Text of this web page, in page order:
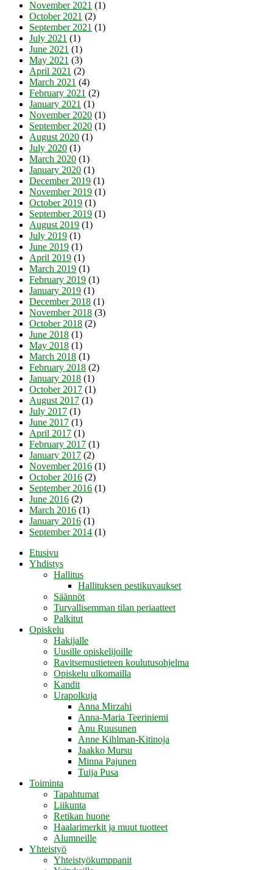
November 2021 (1)
October 2021 (2)
September 2021 (1)
July 2021 (1)
June 2021 (1)
May 2021 (3)
April 2021 (2)
March 2021 (4)
February 2021 (2)
January 2021 (1)
November 2020 (1)
September 2020 (1)
August 2020 (1)
July 2020 (1)
March 2020 (1)
January 2020 (1)
December 2019 (1)
November 2019 (1)
October 2019 (1)
September 2019 (1)
August 2019 (1)
July 2019 (1)
June 2019 (1)
April 2019 (1)
March 2019 (1)
February 2019 (1)
January 2019 (1)
December 2018 (1)
November 2018 (3)
October 2018 (2)
June 2018 (1)
May 2018 (1)
March 2018 (1)
February 2018 (2)
January 2018 (1)
October 2017 (1)
August 2017 (1)
July 2017 (1)
June 2017 (1)
April 2017 (1)
February 2017 (1)
January 2017 (2)
November 2016 (1)
October 2016 (2)
September 2016 (1)
June 2016 (2)
March 2016 (1)
January 2016 (1)
September 2014 (1)
Etusivu
Yhdistys
Hallitus
Hallituksen pestikuvaukset
Säännöt
Turvallisemman tilan periaatteet
Palkitut
Opiskelu
Hakijalle
Uusille opiskelijoille
Ravitsemustieteen koulutusohjelma
Opiskelu ulkomailla
Kandit
Urapolkuja
Anna Mirzahi
Anna-Maria Teeriniemi
Anu Ruusunen
Anne Kihlman-Kitinoja
Jaakko Mursu
Minna Pajunen
Tuija Pusa
Toiminta
Tapahtumat
Liikunta
Retikan huone
Haalarimerkit ja muut tuotteet
Alumneille
Yhteistyö
Yhteistyökumppanit